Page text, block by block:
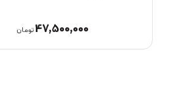
105,000,000تومان